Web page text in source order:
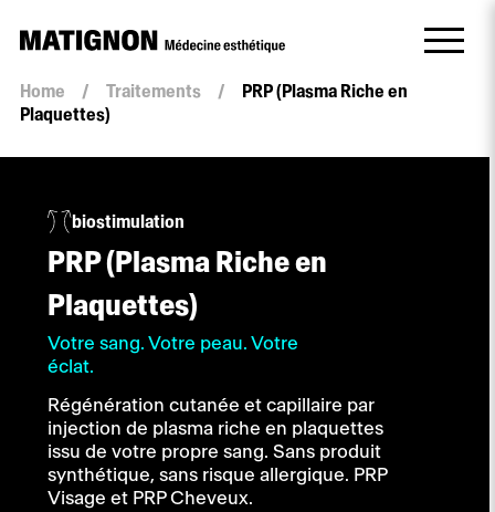
Home / Traitements /
PRP (Plasma Riche en
Plaquettes)
biostimulation
PRP (Plasma Riche en
Plaquettes)
Votre sang. Votre peau. Votre
éclat.
Régénération cutanée et capillaire par
injection de plasma riche en plaquettes
issu de votre propre sang. Sans produit
synthétique, sans risque allergique. PRP
Visage et PRP Cheveux.
Quantité
PRP
Riche
Plaquettes)